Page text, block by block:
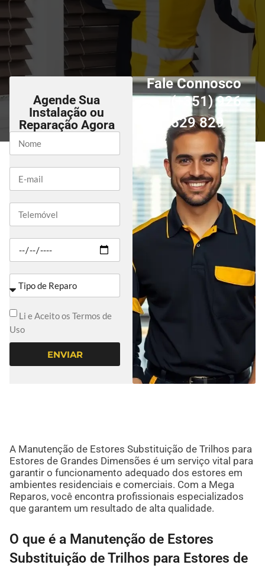
Agende Sua
Instalação ou
Reparação Agora
Li e Aceito os Termos de
Uso
ENVIAR
Fale Connosco
(+351) 926
529 829
A Manutenção de Estores Substituição de Trilhos para
Estores de Grandes Dimensões é um serviço vital para
garantir o funcionamento adequado dos estores em
ambientes residenciais e comerciais. Com a Mega
Reparos, você encontra profissionais especializados
que garantem um resultado de alta qualidade.
O que é a Manutenção de Estores
Substituição de Trilhos para Estores de